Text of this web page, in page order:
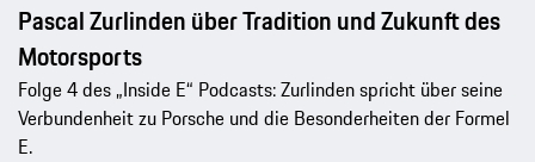
Pascal Zurlinden über Tradition und Zukunft des
Motorsports
Folge 4 des „Inside E“ Podcasts: Zurlinden spricht über seine
Verbundenheit zu Porsche und die Besonderheiten der Formel
E.